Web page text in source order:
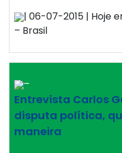
| 06-07-2015 | Hoje
– Brasil
–
Entrevista Carlos
disputa política,
maneira